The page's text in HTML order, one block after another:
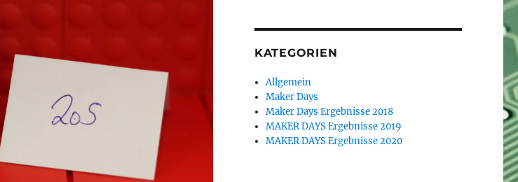
KATEGORIEN
Allgemein
Maker Days
Maker Days Ergebnisse 2018
MAKER DAYS Ergebnisse 2019
MAKER DAYS Ergebnisse 2020